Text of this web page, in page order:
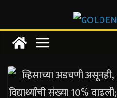
to
content